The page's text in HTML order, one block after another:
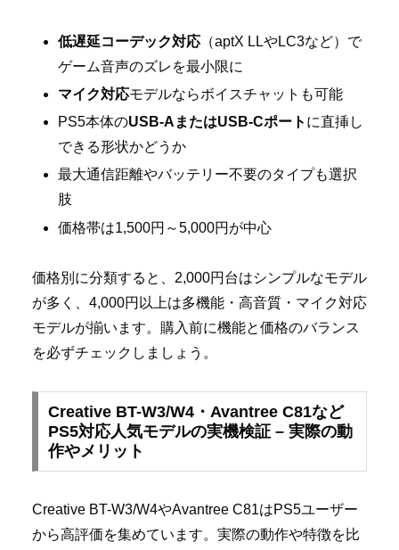
低遅延コーデック対応 （aptX LLやLC3など）で
ゲーム音声のズレを最小限に
マイク対応モデルならボイスチャットも可能
PS5本体のUSB-AまたはUSB-Cポート に直挿し
できる形状かどうか
最大通信距離やバッテリー不要のタイプも選択
肢
価格帯は1,500円～5,000円が中心
価格別に分類すると、2,000円台はシンプルなモデル
が多く、4,000円以上は多機能・高音質・マイク対応
モデルが揃います。購入前に機能と価格のバランス
を必ずチェックしましょう。
Creative BT-W3/W4・Avantree C81など
PS5対応人気モデルの実機検証 – 実際の動
作やメリット
Creative BT-W3/W4やAvantree C81はPS5ユーザー
から高評価を集めています。実際の動作や特徴を比